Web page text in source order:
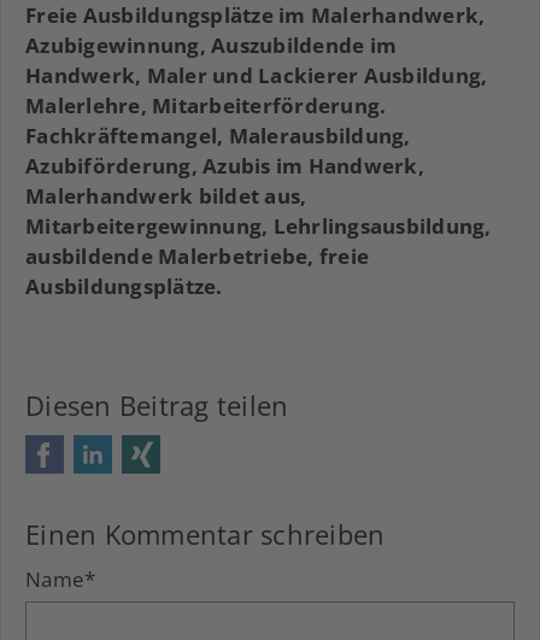
Freie Ausbildungsplätze im Malerhandwerk,
Azubigewinnung, Auszubildende im
Handwerk, Maler und Lackierer Ausbildung,
Malerlehre, Mitarbeiterförderung.
Fachkräftemangel, Malerausbildung,
Azubiförderung, Azubis im Handwerk,
Malerhandwerk bildet aus,
Mitarbeitergewinnung, Lehrlingsausbildung,
ausbildende Malerbetriebe, freie
Ausbildungsplätze.
Diesen Beitrag teilen
FacebookLinkedIn
Einen Kommentar schreiben
Name*